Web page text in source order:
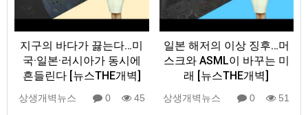
지구의 바다가 끓는다…미
국·일본·러시아가 동시에
흔들린다 [뉴스THE개벽]
상생개벽뉴스 0 45
일본 해저의 이상 징후…머
스크와 ASML이 바꾸는 미
래 [뉴스THE개벽]
상생개벽뉴스 0 51